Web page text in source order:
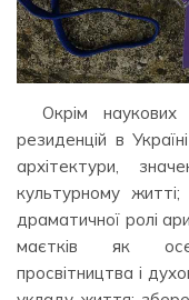
Окрім
резиденцій в
архітектури,
культурному житті;
драматичної ролі
маєтків як
просвітництва і